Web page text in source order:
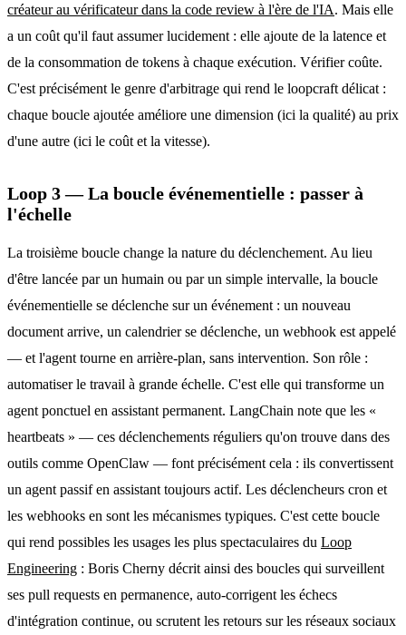
créateur au vérificateur dans la code review à l'ère de l'IA. Mais elle
a un coût qu'il faut assumer lucidement : elle ajoute de la latence et
de la consommation de tokens à chaque exécution. Vérifier coûte.
C'est précisément le genre d'arbitrage qui rend le loopcraft délicat :
chaque boucle ajoutée améliore une dimension (ici la qualité) au prix
d'une autre (ici le coût et la vitesse).
Loop 3 — La boucle événementielle : passer à
l'échelle
La troisième boucle change la nature du déclenchement. Au lieu
d'être lancée par un humain ou par un simple intervalle, la boucle
événementielle se déclenche sur un événement : un nouveau
document arrive, un calendrier se déclenche, un webhook est appelé
— et l'agent tourne en arrière-plan, sans intervention. Son rôle :
automatiser le travail à grande échelle. C'est elle qui transforme un
agent ponctuel en assistant permanent. LangChain note que les «
heartbeats » — ces déclenchements réguliers qu'on trouve dans des
outils comme OpenClaw — font précisément cela : ils convertissent
un agent passif en assistant toujours actif. Les déclencheurs cron et
les webhooks en sont les mécanismes typiques. C'est cette boucle
qui rend possibles les usages les plus spectaculaires du Loop
Engineering : Boris Cherny décrit ainsi des boucles qui surveillent
ses pull requests en permanence, auto-corrigent les échecs
d'intégration continue, ou scrutent les retours sur les réseaux sociaux